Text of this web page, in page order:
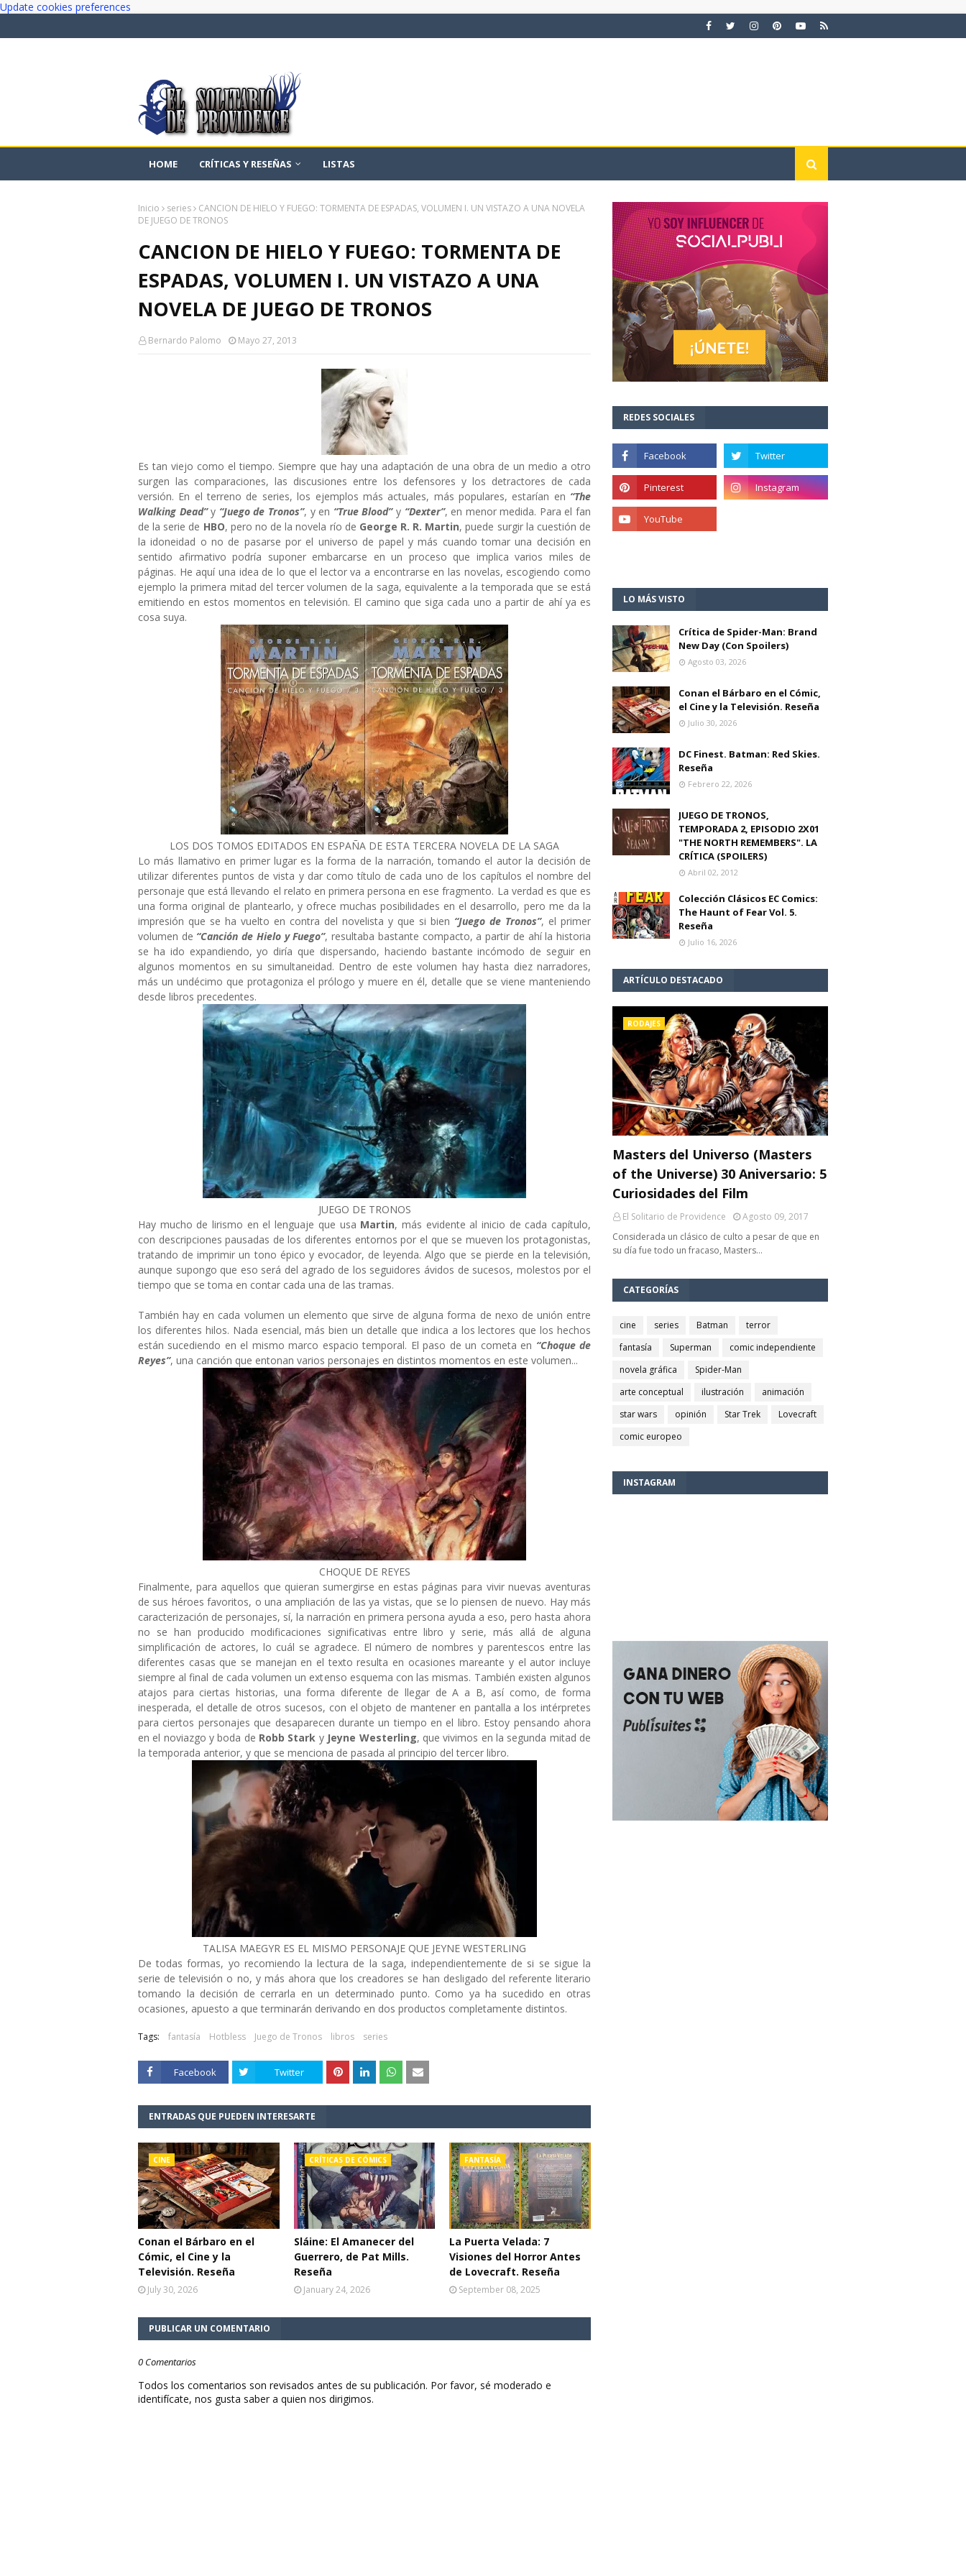
Update cookies preferences
HOME CRÍTICAS Y RESEÑAS LISTAS
Inicio series
CANCION DE HIELO Y FUEGO: TORMENTA DE ESPADAS, VOLUMEN I. UN VISTAZO A UNA NOVELA
DE JUEGO DE TRONOS
CANCION DE HIELO Y FUEGO: TORMENTA DE
ESPADAS, VOLUMEN I. UN VISTAZO A UNA
NOVELA DE JUEGO DE TRONOS
Bernardo Palomo Mayo 27, 2013
Es tan viejo como el tiempo. Siempre que hay una adaptación de una obra de un medio a otro
surgen las comparaciones, las discusiones entre los defensores y los detractores de cada
versión. En el terreno de series, los ejemplos más actuales, más populares, estarían en “The
Walking Dead”y “Juego de Tronos”, y en “True Blood” y “Dexter”, en menor medida. Para el fan
de la serie de HBO, pero no de la novela río de George R. R. Martin, puede surgir la cuestión de
la idoneidad o no de pasarse por el universo de papel y más cuando tomar una decisión en
sentido afirmativo podría suponer embarcarse en un proceso que implica varios miles de
páginas. He aquí una idea de lo que el lector va a encontrarse en las novelas, escogiendo como
ejemplo la primera mitad del tercer volumen de la saga, equivalente a la temporada que se está
emitiendo en estos momentos en televisión. El camino que siga cada uno a partir de ahí ya es
cosa suya.
LOS DOS TOMOS EDITADOS EN ESPAÑA DE ESTA TERCERA NOVELA DE LA SAGA
Lo más llamativo en primer lugar es la forma de la narración, tomando el autor la decisión de
utilizar diferentes puntos de vista y dar como título de cada uno de los capítulos el nombre del
personaje que está llevando el relato en primera persona en ese fragmento. La verdad es que es
una forma original de plantearlo, y ofrece muchas posibilidades en el desarrollo, pero me da la
impresión que se ha vuelto en contra del novelista y que si bien “Juego de Tronos”, el primer
volumen de “Canción de Hielo y Fuego”, resultaba bastante compacto, a partir de ahí la historia
se ha ido expandiendo, yo diría que dispersando, haciendo bastante incómodo de seguir en
algunos momentos en su simultaneidad. Dentro de este volumen hay hasta diez narradores,
más un undécimo que protagoniza el prólogo y muere en él, detalle que se viene manteniendo
desde libros precedentes.
JUEGO DE TRONOS
Hay mucho de lirismo en el lenguaje que usa Martin, más evidente al inicio de cada capítulo,
con descripciones pausadas de los diferentes entornos por el que se mueven los protagonistas,
tratando de imprimir un tono épico y evocador, de leyenda. Algo que se pierde en la televisión,
aunque supongo que eso será del agrado de los seguidores ávidos de sucesos, molestos por el
tiempo que se toma en contar cada una de las tramas.
También hay en cada volumen un elemento que sirve de alguna forma de nexo de unión entre
los diferentes hilos. Nada esencial, más bien un detalle que indica a los lectores que los hechos
están sucediendo en el mismo marco espacio temporal. El paso de un cometa en “Choque de
Reyes”, una canción que entonan varios personajes en distintos momentos en este volumen...
CHOQUE DE REYES
Finalmente, para aquellos que quieran sumergirse en estas páginas para vivir nuevas aventuras
de sus héroes favoritos, o una ampliación de las ya vistas, que se lo piensen de nuevo. Hay más
caracterización de personajes, sí, la narración en primera persona ayuda a eso, pero hasta ahora
no se han producido modificaciones significativas entre libro y serie, más allá de alguna
simplificación de actores, lo cuál se agradece. El número de nombres y parentescos entre las
diferentes casas que se manejan en el texto resulta en ocasiones mareante y el autor incluye
siempre al final de cada volumen un extenso esquema con las mismas. También existen algunos
atajos para ciertas historias, una forma diferente de llegar de A a B, así como, de forma
inesperada, el detalle de otros sucesos, con el objeto de mantener en pantalla a los intérpretes
para ciertos personajes que desaparecen durante un tiempo en el libro. Estoy pensando ahora
en el noviazgo y boda de Robb Stark y Jeyne Westerling, que vivimos en la segunda mitad de
la temporada anterior, y que se menciona de pasada al principio del tercer libro.
TALISA MAEGYR ES EL MISMO PERSONAJE QUE JEYNE WESTERLING
De todas formas, yo recomiendo la lectura de la saga, independientemente de si se sigue la
serie de televisión o no, y más ahora que los creadores se han desligado del referente literario
tomando la decisión de cerrarla en un determinado punto. Como ya ha sucedido en otras
ocasiones, apuesto a que terminarán derivando en dos productos completamente distintos.
Tags: fantasía Hotbless Juego de Tronos libros series
Facebook Twitter
ENTRADAS QUE PUEDEN INTERESARTE
CINE
Conan el Bárbaro en el
Cómic, el Cine y la
Televisión. Reseña
July 30, 2026
CRÍTICAS DE CÓMICS
Sláine: El Amanecer del
Guerrero, de Pat Mills.
Reseña
January 24, 2026
FANTASÍA
La Puerta Velada: 7
Visiones del Horror Antes
de Lovecraft. Reseña
September 08, 2025
PUBLICAR UN COMENTARIO
0 Comentarios
Todos los comentarios son revisados antes de su publicación. Por favor, sé moderado e
identifícate, nos gusta saber a quien nos dirigimos.
REDES SOCIALES
LO MÁS VISTO
Crítica de Spider-Man: Brand
New Day (Con Spoilers)
Agosto 03, 2026
Conan el Bárbaro en el Cómic,
el Cine y la Televisión. Reseña
Julio 30, 2026
DC Finest. Batman: Red Skies.
Reseña
Febrero 22, 2026
JUEGO DE TRONOS,
TEMPORADA 2, EPISODIO 2X01
"THE NORTH REMEMBERS". LA
CRÍTICA (SPOILERS)
Abril 02, 2012
Colección Clásicos EC Comics:
The Haunt of Fear Vol. 5.
Reseña
Julio 16, 2026
ARTÍCULO DESTACADO
RODAJES
Masters del Universo (Masters
of the Universe) 30 Aniversario: 5
Curiosidades del Film
El Solitario de Providence
Agosto 09, 2017
Considerada un clásico de culto a pesar de que en
su día fue todo un fracaso, Masters…
CATEGORÍAS
cine series Batman
terror
fantasía
Superman
comic independiente
novela gráfica
Spider-Man
arte conceptual
ilustración
animación
star wars
opinión Star Trek
Lovecraft
comic europeo
INSTAGRAM